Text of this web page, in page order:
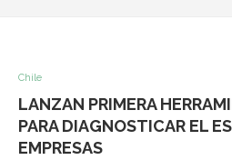
Chile
LANZAN PRIMERA
PARA DIAGNOSTICAR EL
EMPRESAS